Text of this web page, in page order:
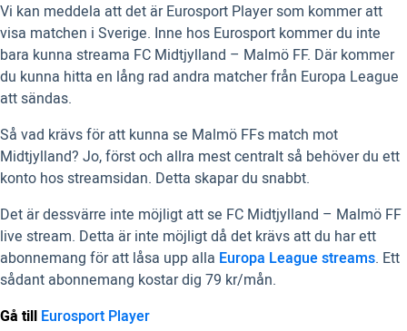
Vi kan meddela att det är Eurosport Player som kommer att
visa matchen i Sverige. Inne hos Eurosport kommer du inte
bara kunna streama FC Midtjylland – Malmö FF. Där kommer
du kunna hitta en lång rad andra matcher från Europa League
att sändas.
Så vad krävs för att kunna se Malmö FFs match mot
Midtjylland? Jo, först och allra mest centralt så behöver du ett
konto hos streamsidan. Detta skapar du snabbt.
Det är dessvärre inte möjligt att se FC Midtjylland – Malmö FF
live stream. Detta är inte möjligt då det krävs att du har ett
abonnemang för att låsa upp alla Europa League streams. Ett
sådant abonnemang kostar dig 79 kr/mån.
Gå till Eurosport Player